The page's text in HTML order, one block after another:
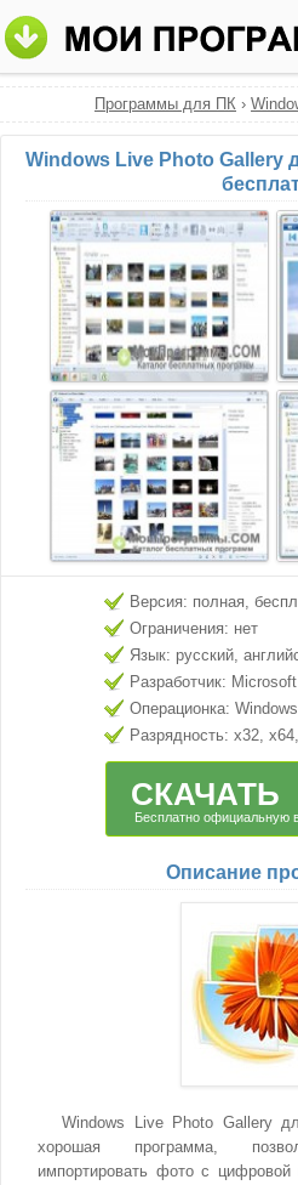
Программы для ПК ›
Windows Live Photo Gallery
Версия: полная,
Ограничения: нет
Язык: русский,
Разработчик: Microsoft
Операционка:
Разрядность: x32,
СКАЧАТЬ
Бесплатно официальную
Описание
Windows Live Photo Gallery
хорошая программа,
импортировать фото с